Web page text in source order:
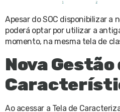
Apesar do SOC disponibilizar a
poderá optar por utilizar a
momento, na mesma tela de
Nova Gestão
Ao acessar a Tela de